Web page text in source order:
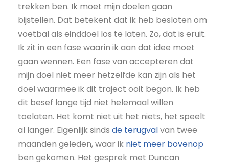
trekken ben. Ik moet mijn doelen gaan
bijstellen. Dat betekent dat ik heb besloten om
voetbal als einddoel los te laten. Zo, dat is eruit.
Ik zit in een fase waarin ik aan dat idee moet
gaan wennen. Een fase van accepteren dat
mijn doel niet meer hetzelfde kan zijn als het
doel waarmee ik dit traject ooit begon. Ik heb
dit besef lange tijd niet helemaal willen
toelaten. Het komt niet uit het niets, het speelt
al langer. Eigenlijk sinds de terugvalvan twee
maanden geleden, waar ik niet meer bovenop
ben gekomen. Het gesprek met Duncan